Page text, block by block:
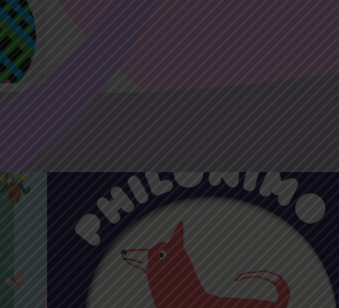
13 Juil 2022 16:00 17:00
Histoires en l’air avec les